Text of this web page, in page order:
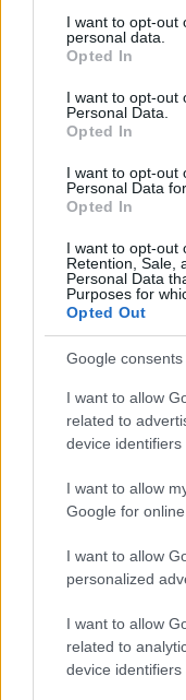
not limited to your
grant or deny
use your data for
consent section.
I want to opt-out
personal data.
Opted In
I want to opt-out
Personal Data.
Opted In
I want to opt-out
Personal Data
Opted In
I want to opt-out
Retention, Sale,
Personal Data
Purposes for
Opted Out
Google consents
I want to allow
related to
device identifiers
I want to allow
Google for
I want to allow
personalized
I want to allow
related to
device identifiers
Megvan, mikor
Ilyen lehet a jövő